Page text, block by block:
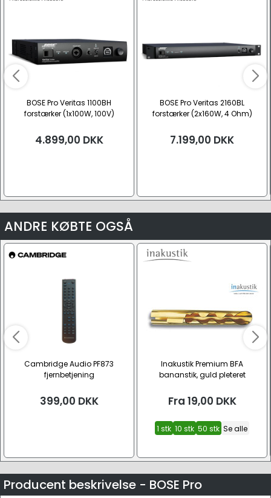
BOSE Pro Veritas 1100BH
forstærker (1x100W, 100V)
4.899,00 DKK
BOSE Pro Veritas 2160BL
forstærker (2x160W, 4 Ohm)
7.199,00 DKK
ANDRE KØBTE OGSÅ
Cambridge Audio PF873
fjernbetjening
399,00 DKK
Inakustik Premium BFA
bananstik, guld pleteret
Fra 19,00 DKK
1 stk 10 stk 50 stk Se alle
Producent beskrivelse - BOSE Pro